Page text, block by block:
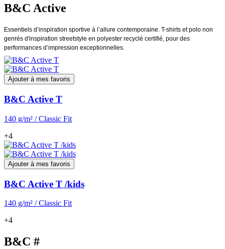
B&C Active
Essentiels d’inspiration sportive à l’allure contemporaine. T-shirts et polo non
genrés d'inspiration streetstyle en polyester recyclé certifié, pour des
performances d’impression exceptionnelles.
Ajouter à mes favoris
B&C Active T
140 g/m² / Classic Fit
+4
Ajouter à mes favoris
B&C Active T /kids
140 g/m² / Classic Fit
+4
B&C #